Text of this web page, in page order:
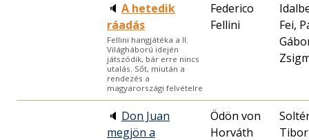
🔈 A hetedik
ráadás
Fellini hangjátéka a II.
Világháború idején
játszódik, bár erre nincs
utalás. Sőt, miután a
rendezés a
magyarországi felvételre
Federico
Fellini
Fei,
🔈 Don Juan
megjön a
Ödön von
Horváth
Tibor